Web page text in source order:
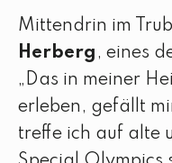
Mittendrin im
Herberg , eines
„Das in meiner
erleben, gefällt
treffe ich auf alte